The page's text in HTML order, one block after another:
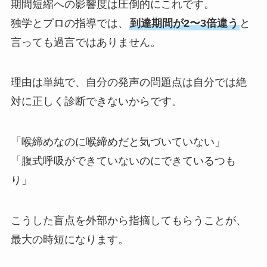
期間短縮への影響度は圧倒的にこれです。
独学とプロの指導では、 到達期間が2〜3倍違うと
言っても過言ではありません。
理由は単純で、自分の発声の問題点は自分では絶
対に正しく診断できないからです。
「喉締めなのに喉締めだと気づいていない」
「腹式呼吸ができていないのにできているつも
り」
こうした盲点を外部から指摘してもらうことが、
最大の時短になります。